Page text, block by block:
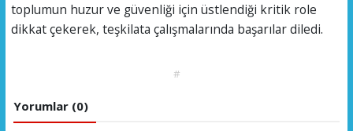
toplumun huzur ve güvenliği için üstlendiği kritik role
dikkat çekerek, teşkilata çalışmalarında başarılar diledi.
#
Yorumlar (0)